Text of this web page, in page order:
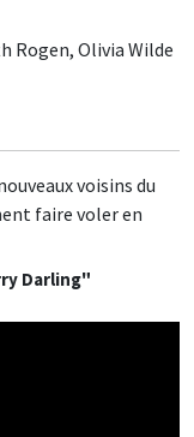
Rogen, Olivia Wilde
voisins du
faire voler en
Darling"